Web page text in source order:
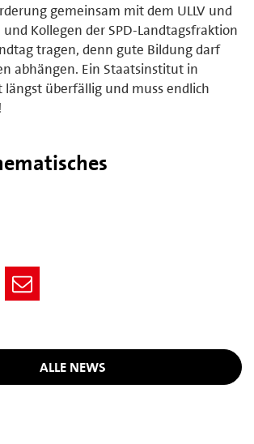
gemeinsam mit dem ULLV und
Kollegen der SPD-Landtagsfraktion
tragen, denn gute Bildung darf
abhängen. Ein Staatsinstitut in
überfällig und muss endlich
ALLE NEWS